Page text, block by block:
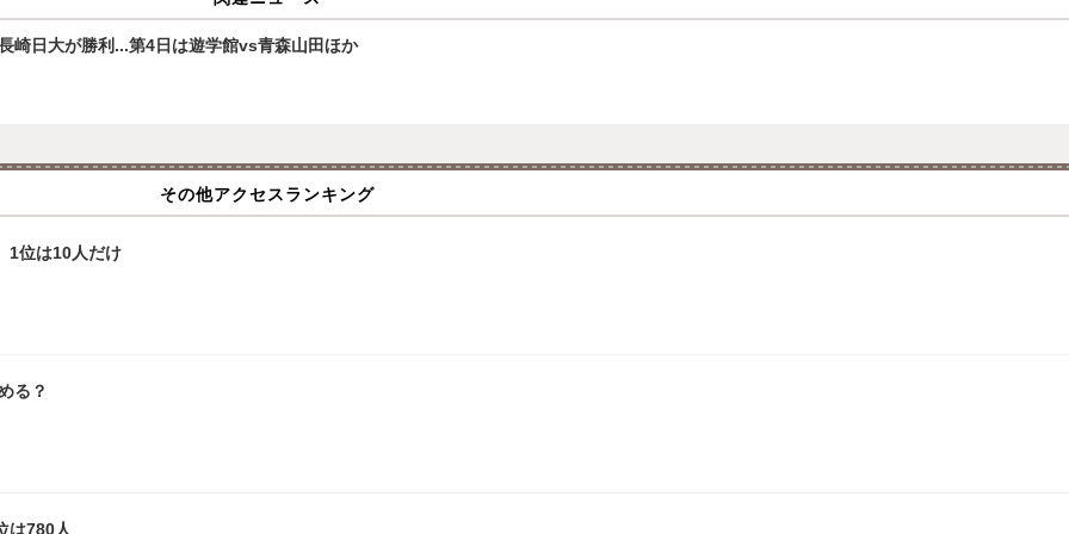
崎日大が勝利...第4日は遊学館vs青森山田ほか
その他アクセスランキング
1位は10人だけ
る？
は780人